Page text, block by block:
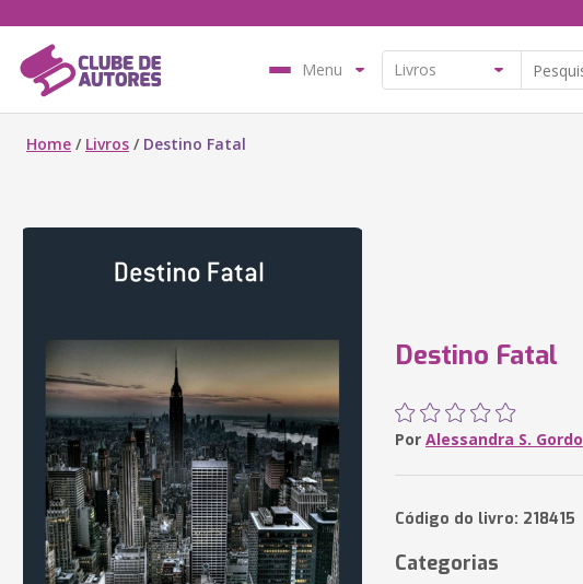
Menu
Home / Livros / Destino Fatal
Destino Fatal
Por Alessandra S. Gordo
Código do livro: 218415
Categorias